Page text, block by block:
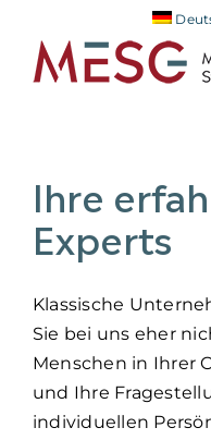
Inhalt
springen
Ihre
Experts
Klassische
Sie bei uns eher
Menschen in Ihrer
und Ihre
individuellen